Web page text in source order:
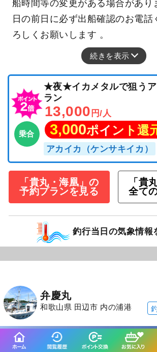
船時間等の変更がある場合があ
日の前日に必ず出船確認のお電話
ろしくお願いします 。
続きを表示
乗合
★夜★イカメタルで狙うア
ラン
13,000 円/人
3,000ポイント還
アカイカ（ケンサキイカ）
「貴丸・海凰」の
予約プランを見る
「貴
全て
釣行当日の気象情報
弁慶丸
和歌山県 田辺市 内の浦港